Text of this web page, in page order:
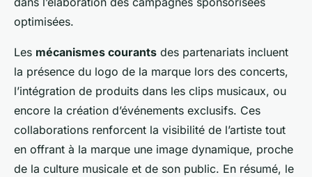
optimisées.
Les mécanismes courants des partenariats incluent
la présence du logo de la marque lors des concerts,
l’intégration de produits dans les clips musicaux, ou
encore la création d’événements exclusifs. Ces
collaborations renforcent la visibilité de l’artiste tout
en offrant à la marque une image dynamique, proche
de la culture musicale et de son public. En résumé, le